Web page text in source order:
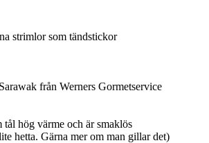
strimlor som tändstickor
från Werners Gormetservice
tål hög värme och är smaklös
hetta. Gärna mer om man gillar det)